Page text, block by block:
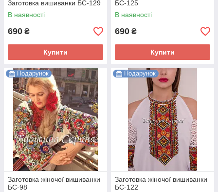
Заготовка вишиванки БС-129
В наявності
690 ₴
Купити
БС-125
В наявності
690 ₴
Купити
Подарунок
Заготовка жіночої вишиванки
БС-98
Подарунок
Заготовка жіночої вишиванки
БС-122